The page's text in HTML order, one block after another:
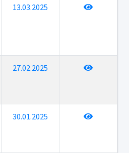
13.03.2025
27.02.2025
30.01.2025